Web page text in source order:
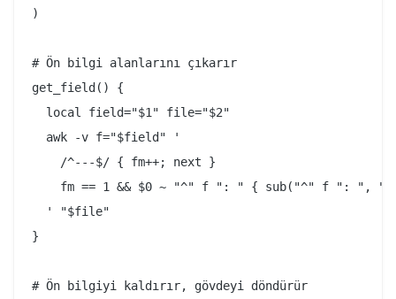
)
# Ön bilgi alanlarını çıkarır
get_field() {
  local field="$1" file="$2"
  awk -v f="$field" '
    /^---$/ { fm++; next }
fm == 1 && $0 ~ "^" f ": " { sub("^" f ": ",
  ' "$file"
}
# Ön bilgiyi kaldırır, gövdeyi döndürür